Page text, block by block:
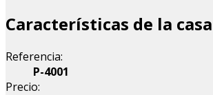
Características de la casa
Referencia:
P-4001
Precio: